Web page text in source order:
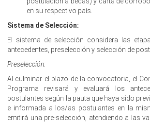
en su respectivo país.
Sistema de Selección:
El sistema de selección considera las
antecedentes, preselección y selección de
Preselección:
Al culminar el plazo de la convocatoria, el
Programa revisará y evaluará los
postulantes según la pauta que haya sido
e informada a los/as postulantes en la
emitirá una pre-selección, atendiendo a las